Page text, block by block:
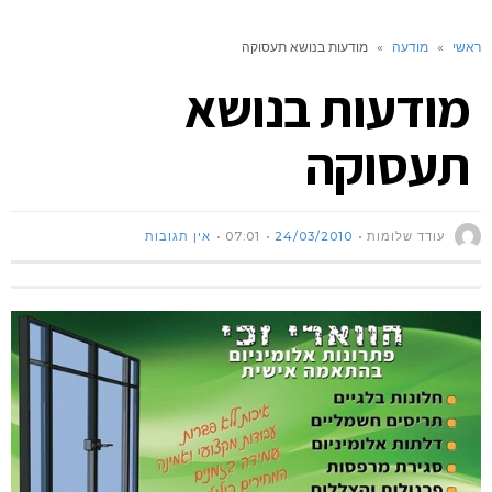
ראשי » מודעה » מודעות בנושא תעסוקה
מודעות בנושא
תעסוקה
עודד שלומות 24/03/2010
07:01 אין תגובות